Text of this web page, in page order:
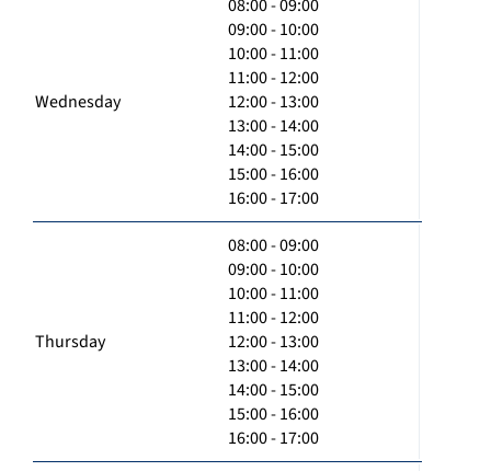
Wednesday
08:00 - 09:00
09:00 - 10:00
10:00 - 11:00
11:00 - 12:00
12:00 - 13:00
13:00 - 14:00
14:00 - 15:00
15:00 - 16:00
16:00 - 17:00
Thursday
08:00 - 09:00
09:00 - 10:00
10:00 - 11:00
11:00 - 12:00
12:00 - 13:00
13:00 - 14:00
14:00 - 15:00
15:00 - 16:00
16:00 - 17:00